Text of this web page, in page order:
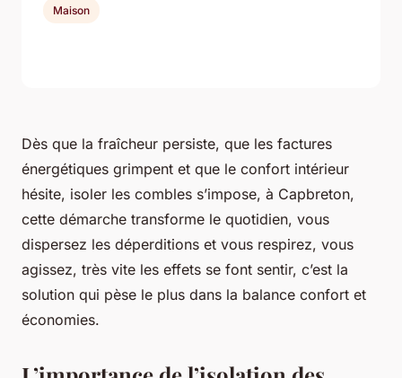
Dès que la fraîcheur persiste, que les factures
énergétiques grimpent et que le confort intérieur
hésite, isoler les combles s’impose, à Capbreton,
cette démarche transforme le quotidien, vous
dispersez les déperditions et vous respirez, vous
agissez, très vite les effets se font sentir, c’est la
solution qui pèse le plus dans la balance confort et
économies.
Maison